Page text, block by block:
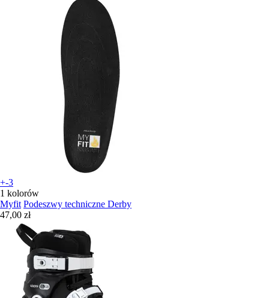
+-3
1 kolorów
Myfit Podeszwy techniczne Derby
47,00 zł